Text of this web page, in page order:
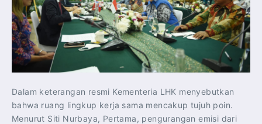
Dalam keterangan resmi Kementeria LHK menyebutkan
bahwa ruang lingkup kerja sama mencakup tujuh poin.
Menurut Siti Nurbaya, Pertama, pengurangan emisi dari